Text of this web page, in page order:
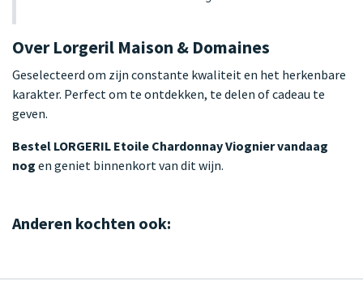
Over Lorgeril Maison & Domaines
Geselecteerd om zijn constante kwaliteit en het herkenbare
karakter. Perfect om te ontdekken, te delen of cadeau te
geven.
Bestel LORGERIL Etoile Chardonnay Viognier vandaag
nog en geniet binnenkort van dit wijn.
Anderen kochten ook: